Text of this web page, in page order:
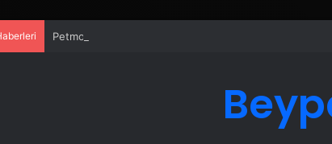
Petmona : Kedi Maması ve Köpek Maması İle Tüm Evcil